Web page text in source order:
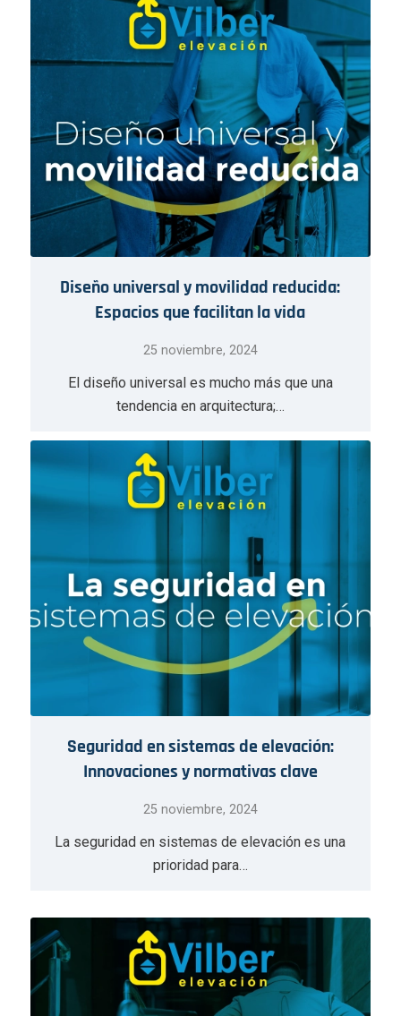
Diseño universal y movilidad reducida:
Espacios que facilitan la vida
25 noviembre, 2024
El diseño universal es mucho más que una
tendencia en arquitectura;…
Seguridad en sistemas de elevación:
Innovaciones y normativas clave
25 noviembre, 2024
La seguridad en sistemas de elevación es una
prioridad para…